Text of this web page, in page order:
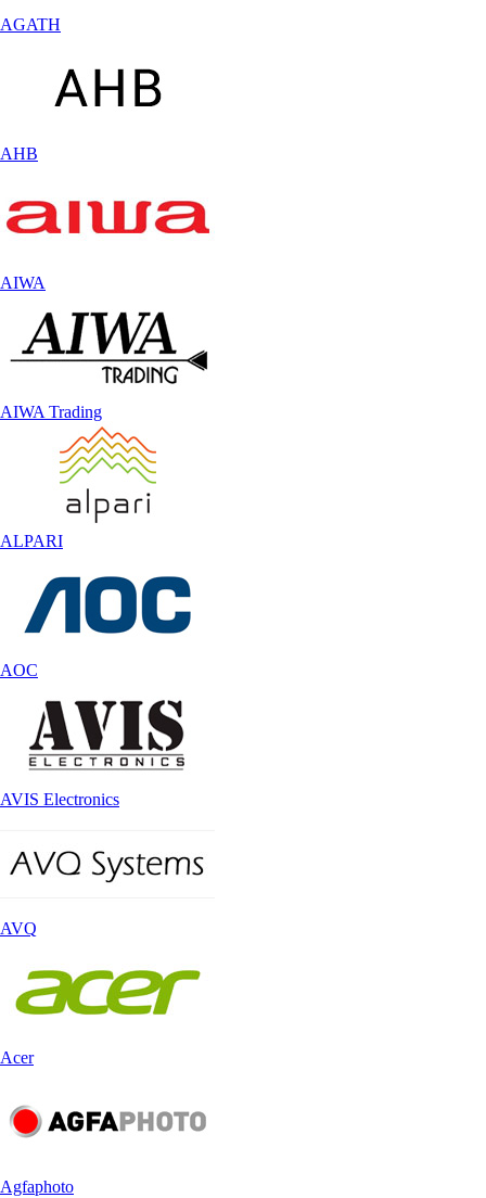
AGATH
AHB
AIWA
AIWA Trading
ALPARI
AOC
AVIS Electronics
AVQ
Acer
Agfaphoto